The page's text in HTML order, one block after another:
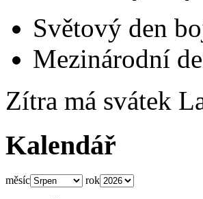
Světový den
Mezinárodní
Zítra má svátek
Kalendář
měsíc rok